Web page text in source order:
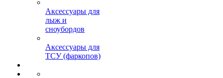
Аксессуары для
лыж и
сноубордов
Аксессуары для
ТСУ (фаркопов)